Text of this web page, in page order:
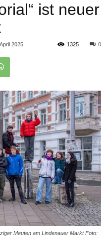
ist neuer
2025 0
1325
Meuten am Lindenauer Markt Foto: